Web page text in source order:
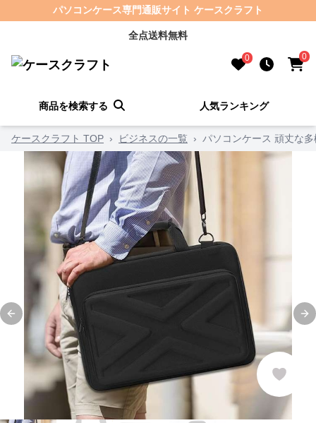
パソコンケース専門通販サイト ケースクラフト
全点送料無料
0 0
商品を検索する 人気ランキング
ケースクラフト TOP › ビジネスの一覧 › パソコンケース 頑丈な
Previous slide